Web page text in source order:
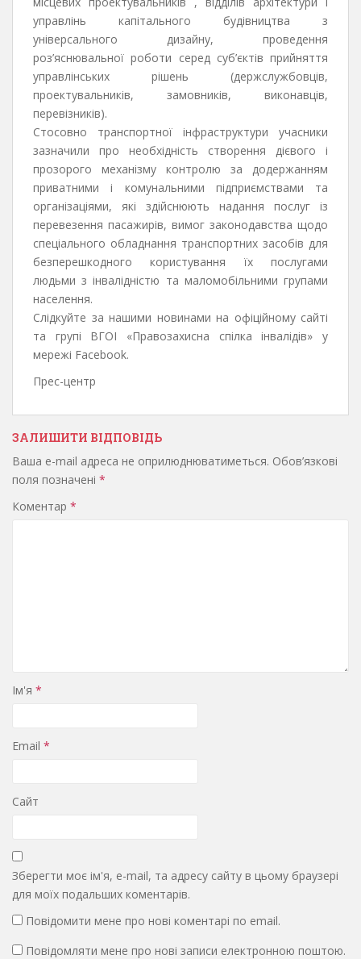
управлінь капітального будівництва з
універсального дизайну, проведення
роз’яснювальної роботи серед суб’єктів прийняття
управлінських рішень (держслужбовців,
проектувальників, замовників, виконавців,
перевізників).
Стосовно транспортної інфраструктури учасники
зазначили про необхідність створення дієвого і
прозорого механізму контролю за додержанням
приватними і комунальними підприємствами та
організаціями, які здійснюють надання послуг із
перевезення пасажирів, вимог законодавства щодо
спеціального обладнання транспортних засобів для
безперешкодного користування їх послугами
людьми з інвалідністю та маломобільними групами
населення.
Cлідкуйте за нашими новинами на офіційному сайті
та групі ВГОІ «Правозахисна спілка інвалідів» у
мережі Facebook.
Прес-центр
ЗАЛИШИТИ ВІДПОВІДЬ
Ваша e-mail адреса не оприлюднюватиметься. Обов’язкові
поля позначені *
Коментар *
Ім'я *
Email *
Сайт
Зберегти моє ім'я, e-mail, та адресу сайту в цьому браузері
для моїх подальших коментарів.
Повідомити мене про нові коментарі по email.
Повідомляти мене про нові записи електронною поштою.